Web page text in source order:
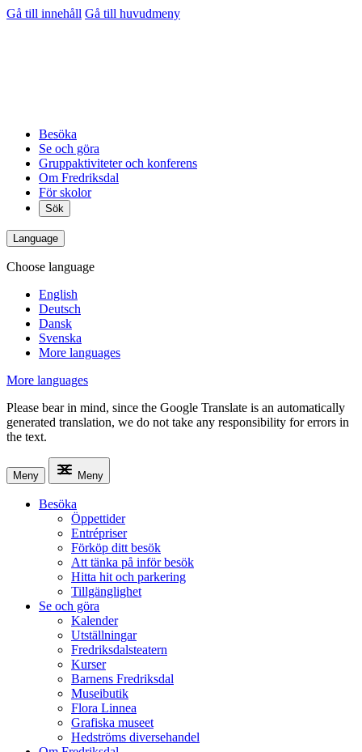
Gå till innehåll Gå till huvudmeny
Besöka
Se och göra
Gruppaktiviteter och konferens
Om Fredriksdal
För skolor
Sök
Language
Choose language
English
Deutsch
Dansk
Svenska
More languages
More languages
Please bear in mind, since the Google Translate is an automatically
generated translation, we do not take any responsibility for errors in
the text.
Meny Meny
Besöka
Öppettider
Entrépriser
Förköp ditt besök
Att tänka på inför besök
Hitta hit och parkering
Tillgänglighet
Se och göra
Kalender
Utställningar
Fredriksdalsteatern
Kurser
Barnens Fredriksdal
Museibutik
Flora Linnea
Grafiska museet
Hedströms diversehandel